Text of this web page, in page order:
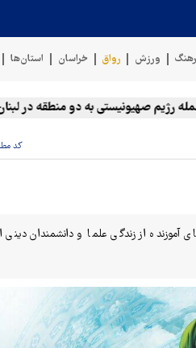
ورزش رواق خراسان استان‌ها
رژیم صهیونیستی به دو منطقه در لبنان
کد
آموزنده از زندگی علما و دانشمندان